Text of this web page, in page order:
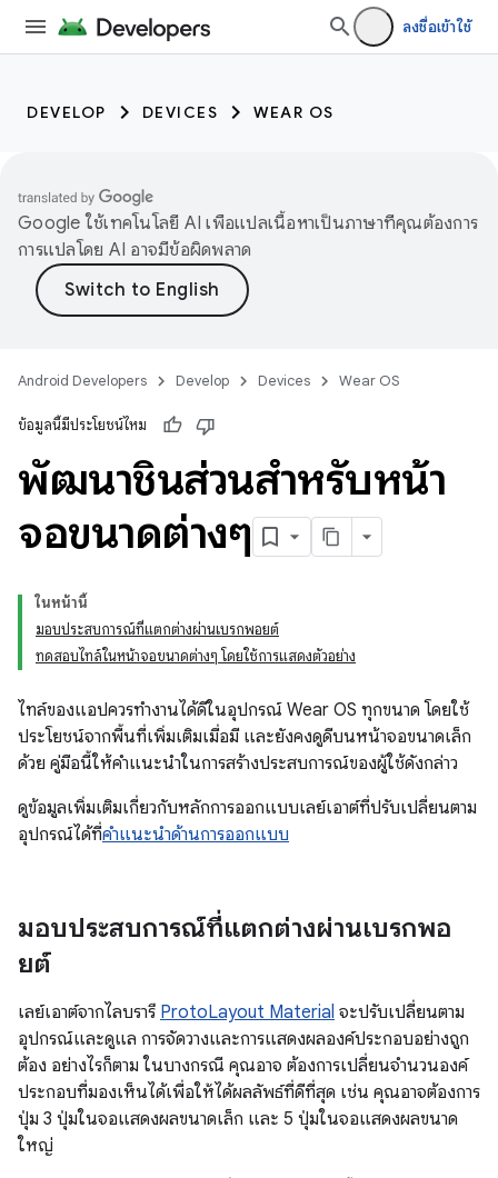
ลงชื่อเข้าใช้
DEVELOP DEVICES WEAR OS
Google ใช้เทคโนโลยี AI เพื่อแปลเนื้อหาเป็นภาษาที่คุณต้องการ
การแปลโดย AI อาจมีข้อผิดพลาด
Android Developers Develop Devices Wear OS
ข้อมูลนี้มีประโยชน์ไหม
พัฒนาชิ้นส่วนสำหรับหน้า
จอขนาดต่างๆ
ในหน้านี้
มอบประสบการณ์ที่แตกต่างผ่านเบรกพอยต์
ทดสอบไทล์ในหน้าจอขนาดต่างๆ โดยใช้การแสดงตัวอย่าง
ไทล์ของแอปควรทำงานได้ดีในอุปกรณ์ Wear OS ทุกขนาด โดยใช้
ประโยชน์จากพื้นที่เพิ่มเติมเมื่อมี และยังคงดูดีบนหน้าจอขนาดเล็ก
ด้วย คู่มือนี้ให้คำแนะนำในการสร้างประสบการณ์ของผู้ใช้ดังกล่าว
ดูข้อมูลเพิ่มเติมเกี่ยวกับหลักการออกแบบเลย์เอาต์ที่ปรับเปลี่ยนตาม
อุปกรณ์ได้ที่คำแนะนำด้านการออกแบบ
มอบประสบการณ์ที่แตกต่างผ่านเบรกพอ
ยต์
เลย์เอาต์จากไลบรารี ProtoLayout Material จะปรับเปลี่ยนตาม
อุปกรณ์และดูแล การจัดวางและการแสดงผลองค์ประกอบอย่างถูก
ต้อง อย่างไรก็ตาม ในบางกรณี คุณอาจ ต้องการเปลี่ยนจำนวนองค์
ประกอบที่มองเห็นได้เพื่อให้ได้ผลลัพธ์ที่ดีที่สุด เช่น คุณอาจต้องการ
ปุ่ม 3 ปุ่มในจอแสดงผลขนาดเล็ก และ 5 ปุ่มในจอแสดงผลขนาด
ใหญ่